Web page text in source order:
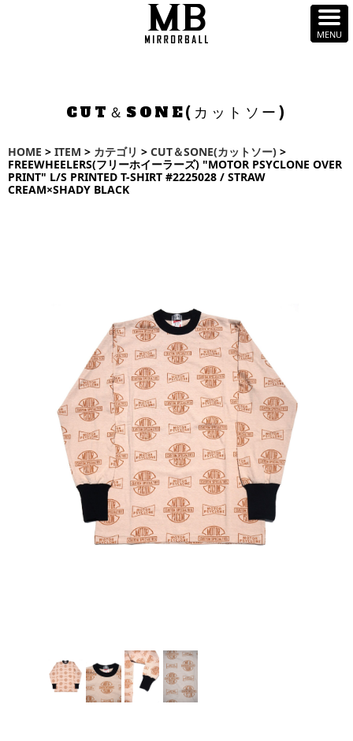
CUT＆SONE(カットソー)
HOME > ITEM > カテゴリ > CUT＆SONE(カットソー) >
FREEWHEELERS(フリーホイーラーズ) "MOTOR PSYCLONE OVER
PRINT" L/S PRINTED T-SHIRT #2225028 / STRAW
CREAM×SHADY BLACK